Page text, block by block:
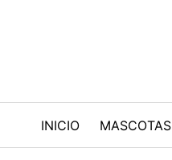
INICIO MASCOTAS